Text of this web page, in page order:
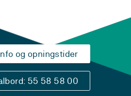
og opningstider
55 58 58 00